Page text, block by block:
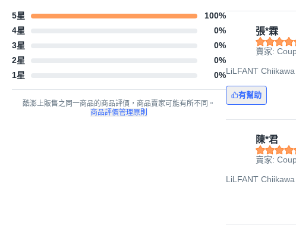
5星 100%
4星
0%
3星
0%
2星
0%
1星
0%
酷澎上販售之同一商品的商品評價，商品賣家可能有所不同。
商品評價管理原則
張*霖
賣家:
LiLFANT
有幫助
陳*君
賣家:
LiLFANT